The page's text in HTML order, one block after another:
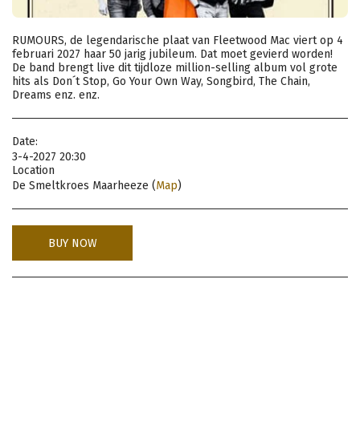
RUMOURS, de legendarische plaat van Fleetwood Mac viert op 4
februari 2027 haar 50 jarig jubileum. Dat moet gevierd worden!
De band brengt live dit tijdloze million-selling album vol grote
hits als Don´t Stop, Go Your Own Way, Songbird, The Chain,
Dreams enz. enz.
Date:
3-4-2027 20:30
Location
De Smeltkroes Maarheeze (Map)
BUY NOW